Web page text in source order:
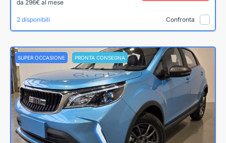
da 296€ al mese
2 disponibili Confronta
SUPER OCCASIONE PRONTA CONSEGNA